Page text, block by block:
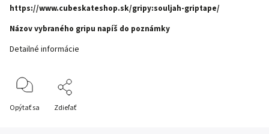
https://www.cubeskateshop.sk/gripy:souljah-griptape/
Názov vybraného gripu napíš do poznámky
Detailné informácie
Opýtať sa Zdieľať